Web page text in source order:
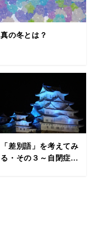
真の冬とは？
「差別語」を考えてみ
る・その３～自閉症...